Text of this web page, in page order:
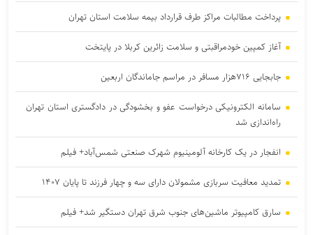
پرداخت مطالبات مراکز طرف قرارداد بیمه سلامت استان تهران
آغاز کمپین خودمراقبتی و سلامت زائرین کربلا در پایتخت
جابجایی ۷۱۶هزار مسافر در مراسم جاماندگان اربعین
سامانه الکترونیکی درخواست عفو و بخشودگی در دادگستری استان تهران
راه‌اندازی شد
انفجار در یک کارخانه آلومینیوم شهرک صنعتی شمس‌آباد+ فیلم
تمدید معافیت سربازی مشمولان دارای سه و چهار فرزند تا پایان ۱۴۰۷
سارق کامپیوتر ماشین‌های جنوب شرق تهران دستگیر شد+ فیلم